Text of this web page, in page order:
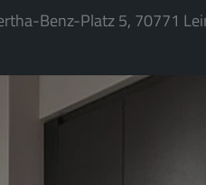
Benz-Platz 5, 70771